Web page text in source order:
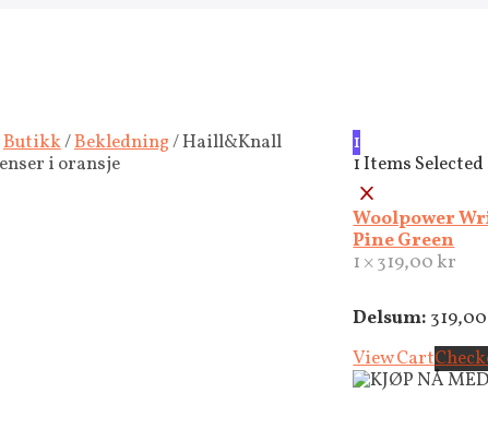
Butikk/Bekledning/ Haill&Knall
i oransje
1
1Items Selected
×
Woolpower
Pine Green
1 ×319,00 kr
Delsum:
View Cart